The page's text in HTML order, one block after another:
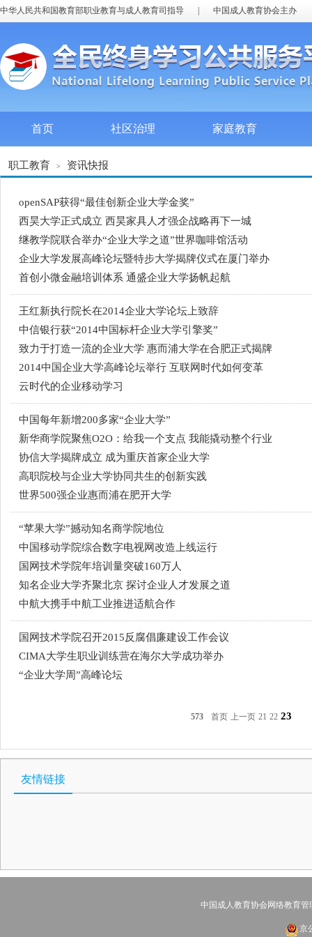
中华人民共和国教育部职业教育与成人教育司指导 中国成人教育协会主办
首页 社区治理 家庭教育
职工教育 > 资讯快报
openSAP获得“最佳创新企业大学金奖”
西昊大学正式成立 西昊家具人才强企战略再下一城
继教学院联合举办“企业大学之道”世界咖啡馆活动
企业大学发展高峰论坛暨特步大学揭牌仪式在厦门举办
首创小微金融培训体系 通盛企业大学扬帆起航
王红新执行院长在2014企业大学论坛上致辞
中信银行获“2014中国标杆企业大学引擎奖”
致力于打造一流的企业大学 惠而浦大学在合肥正式揭牌
2014中国企业大学高峰论坛举行 互联网时代如何变革
云时代的企业移动学习
中国每年新增200多家“企业大学”
新华商学院聚焦O2O：给我一个支点 我能撬动整个行业
协信大学揭牌成立 成为重庆首家企业大学
高职院校与企业大学协同共生的创新实践
世界500强企业惠而浦在肥开大学
“苹果大学”撼动知名商学院地位
中国移动学院综合数字电视网改造上线运行
国网技术学院年培训量突破160万人
知名企业大学齐聚北京 探讨企业人才发展之道
中航大携手中航工业推进适航合作
国网技术学院召开2015反腐倡廉建设工作会议
CIMA大学生职业训练营在海尔大学成功举办
“企业大学周”高峰论坛
573 首页 上一页 21 22 23
友情链接
中国成人教育协会网络教育管
京